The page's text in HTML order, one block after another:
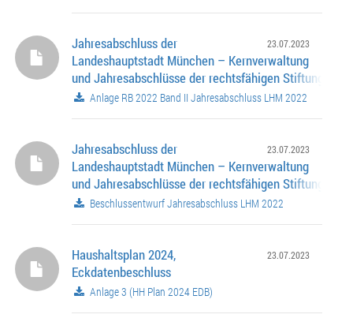
23.07.2023
Jahresabschluss der
Landeshauptstadt München – Kernverwaltung
und Jahresabschlüsse der rechtsfähigen Stiftungen
Haushaltsjahr 2022
Anlage RB 2022 Band II Jahresabschluss LHM 2022
23.07.2023
Jahresabschluss der
Landeshauptstadt München – Kernverwaltung
und Jahresabschlüsse der rechtsfähigen Stiftungen
Haushaltsjahr 2022
Beschlussentwurf Jahresabschluss LHM 2022
23.07.2023
Haushaltsplan 2024,
Eckdatenbeschluss
Anlage 3 (HH Plan 2024 EDB)